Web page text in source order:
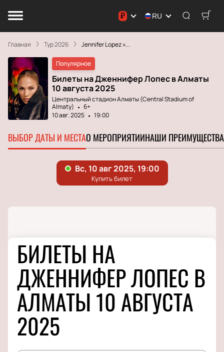
₽ RU
Главная Тур 2026 Jennifer Lopez «...
Популярное
Билеты на Дженнифер Лопес в Алматы
10 августа 2025
Центральный стадион Алматы (Central Stadium of
Almaty)
6+
10 авг. 2025
19:00
ВЫБОР ДАТЫ И МЕСТАО МЕРОПРИЯТИИНАШИ ПРЕИМУЩЕСТВА
БИЛЕТЫ НА
ДЖЕННИФЕР ЛОПЕС В
АЛМАТЫ 10 АВГУСТА
2025